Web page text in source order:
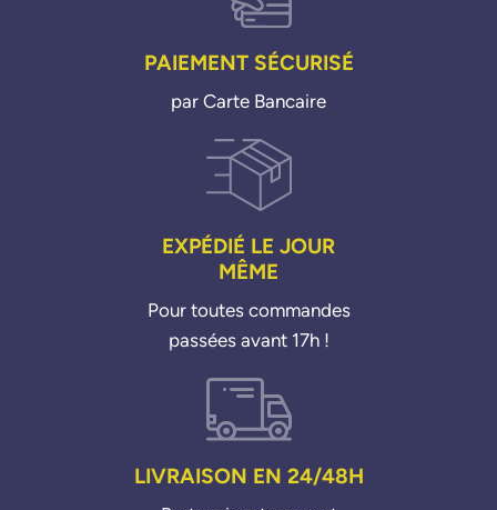
PAIEMENT SÉCURISÉ
par Carte Bancaire
EXPÉDIÉ LE JOUR
MÊME
Pour toutes commandes
passées avant 17h !
LIVRAISON EN 24/48H